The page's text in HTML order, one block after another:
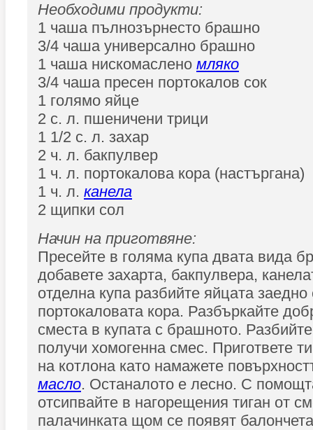
Необходими продукти:
1 чаша пълнозърнесто брашно
3/4 чаша универсално брашно
1 чаша нискомаслено мляко
3/4 чаша пресен портокалов сок
1 голямо яйце
2 с. л. пшеничени трици
1 1/2 с. л. захар
2 ч. л. бакпулвер
1 ч. л. портокалова кора (настъргана)
1 ч. л. канела
2 щипки сол
Начин на приготвяне:
Пресейте в голяма купа двата вида
добавете захарта, бакпулвера,
отделна купа разбийте яйцата
портокаловата кора. Разбъркайте
сместа в купата с брашното.
получи хомогенна смес. Пригответе
на котлона като намажете
масло. Останалото е лесно. С
отсипвайте в нагорещения тиган от
палачинката щом се появят